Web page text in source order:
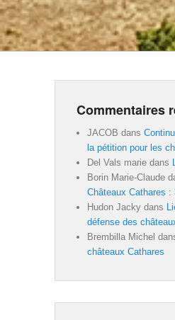
Commentaires
JACOB dans
la pétition pour les
Del Vals marie dans
Borin Marie-Claude
Châteaux Cathares :
Hudon Jacky dans
défense des
Brembilla Michel
châteaux Cathares